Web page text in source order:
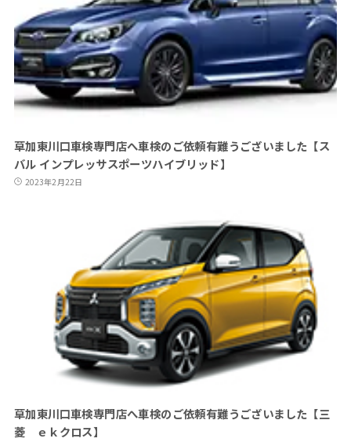
草加東川口車検専門店へ車検のご依頼有難うございました【ス
バル インプレッサスポーツハイブリッド】
2023年2月22日
草加東川口車検専門店へ車検のご依頼有難うございました【三
菱 ｅｋクロス】